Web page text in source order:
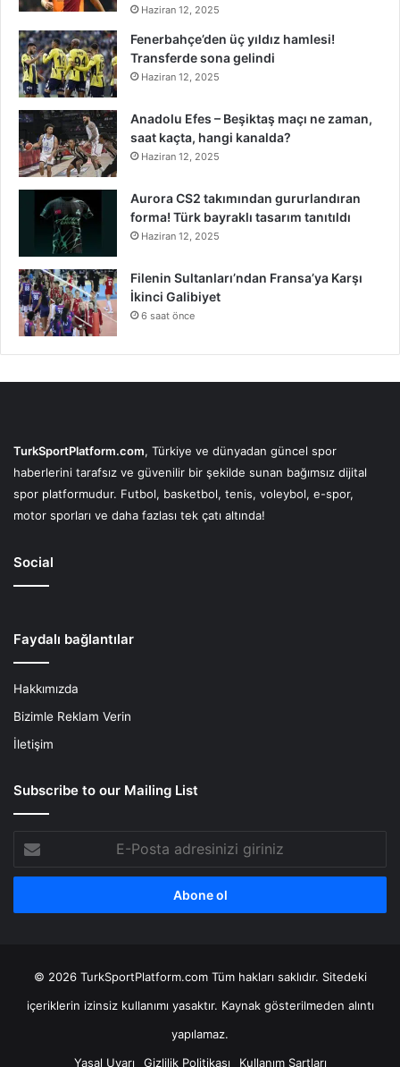
Haziran 12, 2025
Fenerbahçe’den üç yıldız hamlesi!
Transferde sona gelindi
Haziran 12, 2025
Anadolu Efes – Beşiktaş maçı ne zaman,
saat kaçta, hangi kanalda?
Haziran 12, 2025
Aurora CS2 takımından gururlandıran
forma! Türk bayraklı tasarım tanıtıldı
Haziran 12, 2025
Filenin Sultanları’ndan Fransa’ya Karşı
İkinci Galibiyet
6 saat önce
TurkSportPlatform.com, Türkiye ve dünyadan güncel spor
haberlerini tarafsız ve güvenilir bir şekilde sunan bağımsız dijital
spor platformudur. Futbol, basketbol, tenis, voleybol, e-spor,
motor sporları ve daha fazlası tek çatı altında!
Social
Faydalı bağlantılar
Hakkımızda
Bizimle Reklam Verin
İletişim
Subscribe to our Mailing List
Posta
adresinizi
© 2026 TurkSportPlatform.com Tüm hakları saklıdır. Sitedeki
içeriklerin izinsiz kullanımı yasaktır. Kaynak gösterilmeden alıntı
yapılamaz.
Yasal Uyarı
Gizlilik Politikası Kullanım Şartları